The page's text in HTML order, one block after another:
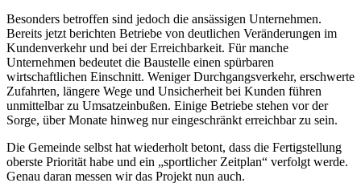
Besonders betroffen sind jedoch die ansässigen Unternehmen.
Bereits jetzt berichten Betriebe von deutlichen Veränderungen im
Kundenverkehr und bei der Erreichbarkeit. Für manche
Unternehmen bedeutet die Baustelle einen spürbaren
wirtschaftlichen Einschnitt. Weniger Durchgangsverkehr, erschwerte
Zufahrten, längere Wege und Unsicherheit bei Kunden führen
unmittelbar zu Umsatzeinbußen. Einige Betriebe stehen vor der
Sorge, über Monate hinweg nur eingeschränkt erreichbar zu sein.
Die Gemeinde selbst hat wiederholt betont, dass die Fertigstellung
oberste Priorität habe und ein „sportlicher Zeitplan“ verfolgt werde.
Genau daran messen wir das Projekt nun auch.